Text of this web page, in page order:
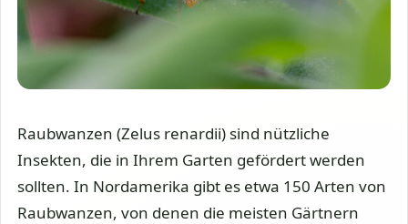
Raubwanzen (Zelus renardii) sind nützliche
Insekten, die in Ihrem Garten gefördert werden
sollten. In Nordamerika gibt es etwa 150 Arten von
Raubwanzen, von denen die meisten Gärtnern